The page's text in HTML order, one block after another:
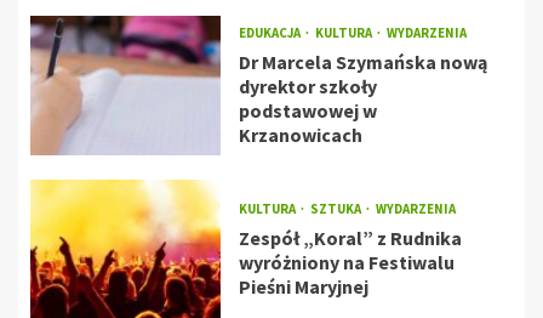
EDUKACJA KULTURA WYDARZENIA
Dr Marcela Szymańska nową
dyrektor szkoły
podstawowej w
Krzanowicach
KULTURA SZTUKA WYDARZENIA
Zespół „Koral” z Rudnika
wyróżniony na Festiwalu
Pieśni Maryjnej